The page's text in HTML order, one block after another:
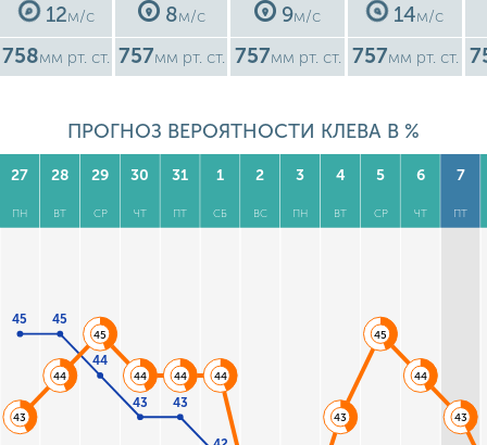
12м/с
758мм рт. ст.
8м/с
757мм рт. ст.
9м/с
757мм рт. ст.
14м/с
757мм рт. ст.
ПРОГНОЗ ВЕРОЯТНОСТИ КЛЕВА В %
27
ПН
28
ВТ
29
СР
30
ЧТ
31
ПТ
1
СБ
2
ВС
3
ПН
4
ВТ
5
СР
6
ЧТ
7
ПТ
45 45
44
43 43
43
44
45
44 44 44
43
45
44
43